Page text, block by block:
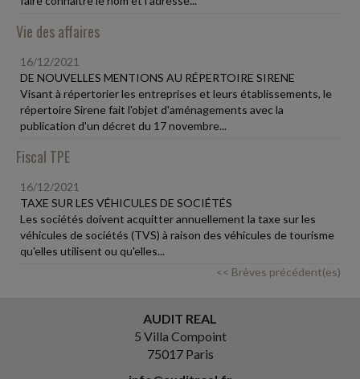
Vie des affaires
16/12/2021
DE NOUVELLES MENTIONS AU RÉPERTOIRE SIRENE
Visant à répertorier les entreprises et leurs établissements, le
répertoire Sirene fait l'objet d'aménagements avec la
publication d'un décret du 17 novembre...
Fiscal TPE
16/12/2021
TAXE SUR LES VÉHICULES DE SOCIÉTÉS
Les sociétés doivent acquitter annuellement la taxe sur les
véhicules de sociétés (TVS) à raison des véhicules de tourisme
qu'elles utilisent ou qu'elles...
<< Brèves précédent(es)
AUDIT REAL
5 Villa Compoint
75017 Paris